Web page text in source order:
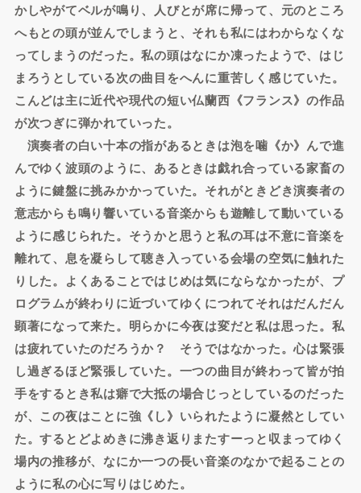
かしやがてベルが鳴り、人びとが席に帰って、元のところ
へもとの頭が並んでしまうと、それも私にはわからなくな
ってしまうのだった。私の頭はなにか凍ったようで、はじ
まろうとしている次の曲目をへんに重苦しく感じていた。
こんどは主に近代や現代の短い仏蘭西《フランス》の作品
が次つぎに弾かれていった。
演奏者の白い十本の指があるときは泡を噛《か》んで進
んでゆく波頭のように、あるときは戯れ合っている家畜の
ように鍵盤に挑みかかっていた。それがときどき演奏者の
意志からも鳴り響いている音楽からも遊離して動いている
ように感じられた。そうかと思うと私の耳は不意に音楽を
離れて、息を凝らして聴き入っている会場の空気に触れた
りした。よくあることではじめは気にならなかったが、プ
ログラムが終わりに近づいてゆくにつれてそれはだんだん
顕著になって来た。明らかに今夜は変だと私は思った。私
は疲れていたのだろうか？ そうではなかった。心は緊張
し過ぎるほど緊張していた。一つの曲目が終わって皆が拍
手をするとき私は癖で大抵の場合じっとしているのだった
が、この夜はことに強《し》いられたように凝然としてい
た。するとどよめきに沸き返りまたすーっと収まってゆく
場内の推移が、なにか一つの長い音楽のなかで起ることの
ように私の心に写りはじめた。